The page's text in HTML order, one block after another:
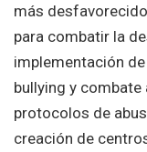
más
para combatir la
implementación
bullying y
protocolos de
creación de